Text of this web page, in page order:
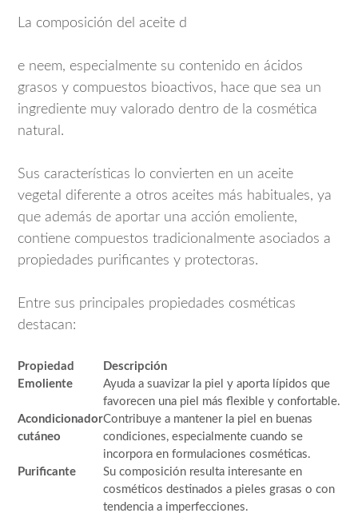
La composición del aceite d
e neem, especialmente su contenido en ácidos
grasos y compuestos bioactivos, hace que sea un
ingrediente muy valorado dentro de la cosmética
natural.
Sus características lo convierten en un aceite
vegetal diferente a otros aceites más habituales, ya
que además de aportar una acción emoliente,
contiene compuestos tradicionalmente asociados a
propiedades purificantes y protectoras.
Entre sus principales propiedades cosméticas
destacan:
Propiedad
Descripción
Emoliente
Ayuda a suavizar la piel y aporta lípidos que
favorecen una piel más flexible y confortable.
Acondicionador
cutáneo
Contribuye a mantener la piel en buenas
condiciones, especialmente cuando se
incorpora en formulaciones cosméticas.
Purificante
Su composición resulta interesante en
cosméticos destinados a pieles grasas o con
tendencia a imperfecciones.